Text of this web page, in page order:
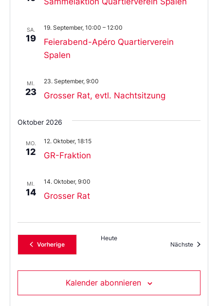
SA.
19
Feierabend-Apéro Quartierverein
Spalen
19. September, 10:00 – 12:00
MI.
23 Grosser Rat, evtl. Nachtsitzung
23. September, 9:00
Oktober 2026
MO.
12 GR-Fraktion
12. Oktober, 18:15
MI.
14 Grosser Rat
14. Oktober, 9:00
VorherigeVeranstaltungen
Heute
Nächste
Kalender abonnieren